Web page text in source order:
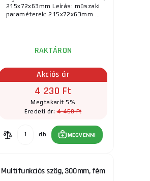
215x72x63mm Leírás: műszaki
paraméterek: 215x72x63mm ...
RAKTÁRON
Akciós ár
4 230 Ft
Megtakarít 5%
Eredeti ár:4 450 Ft
db MEGVENNI
Multifunkciós szög, 300mm, fém